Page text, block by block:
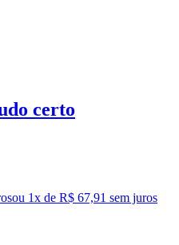
certo
ou 1x de R$ 67,91 sem juros